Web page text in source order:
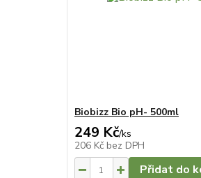
Biobizz Bio pH- 500ml
249 Kč/ks
206 Kč bez DPH
Přidat do